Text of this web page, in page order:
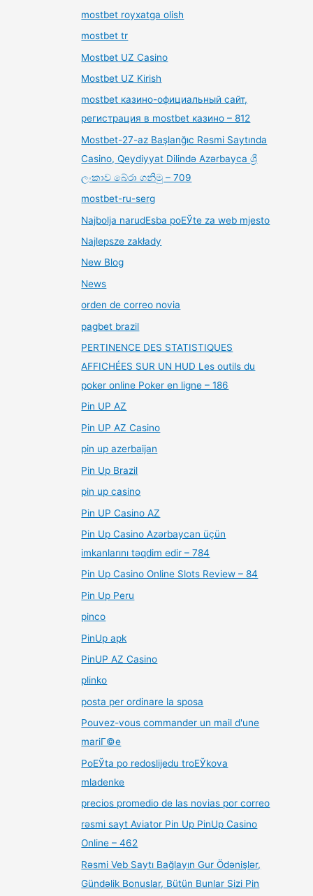
mostbet royxatga olish
mostbet tr
Mostbet UZ Casino
Mostbet UZ Kirish
mostbet казино-официальный сайт,
регистрация в mostbet казино – 812
Mostbet-27-az Başlanğıc Rəsmi Saytında
Casino, Qeydiyyat Dilində Azərbayca ශ්‍රී
ලංකාව බේරා ගනිමු – 709
mostbet-ru-serg
Najbolja narudЕѕba poЕЎte za web mjesto
Najlepsze zakłady
New Blog
News
orden de correo novia
pagbet brazil
PERTINENCE DES STATISTIQUES
AFFICHÉES SUR UN HUD Les outils du
poker online Poker en ligne – 186
Pin UP AZ
Pin UP AZ Casino
pin up azerbaijan
Pin Up Brazil
pin up casino
Pin UP Casino AZ
Pin Up Casino Azərbaycan üçün
imkanlarını təqdim edir – 784
Pin Up Casino Online Slots Review – 84
Pin Up Peru
pinco
PinUp apk
PinUP AZ Casino
plinko
posta per ordinare la sposa
Pouvez-vous commander un mail d'une
mariГ©e
PoЕЎta po redoslijedu troЕЎkova
mladenke
precios promedio de las novias por correo
rəsmi sayt Aviator Pin Up PinUp Casino
Online – 462
Rəsmi Veb Saytı Bağlayın️ Gur Ödənişlər,
Gündəlik Bonuslar, Bütün Bunlar Sizi Pin